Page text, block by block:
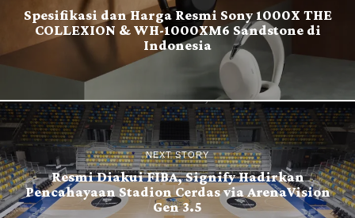
Spesifikasi dan Harga Resmi Sony 1000X THE
COLLEXION & WH-1000XM6 Sandstone di
Indonesia
NEXT STORY
Resmi Diakui FIBA, Signify Hadirkan
Pencahayaan Stadion Cerdas via ArenaVision
Gen 3.5